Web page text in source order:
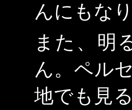
んにもな
また、明
ん。ペル
地でも見